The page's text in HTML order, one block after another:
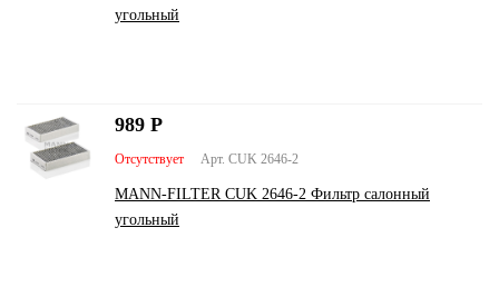
угольный
Арт. CUK 2646-2
Отсутствует
MANN-FILTER CUK 2646-2 Фильтр салонный
угольный
989 Р